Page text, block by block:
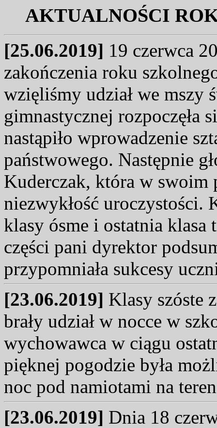
AKTUALNOŚCI
[25.06.2019] 19 czerwca
zakończenia roku
wzięliśmy udział we mszy
gimnastycznej rozpoczęła
nastąpiło wprowadzenie
państwowego. Następnie
Kuderczak, która w swoim
niezwykłość uroczystości.
klasy ósme i ostatnia klasa
części pani dyrektor
przypomniała sukcesy
[23.06.2019] Klasy szóste
brały udział w nocce w
wychowawca w ciągu
pięknej pogodzie była
noc pod namiotami na
[23.06.2019] Dnia 18